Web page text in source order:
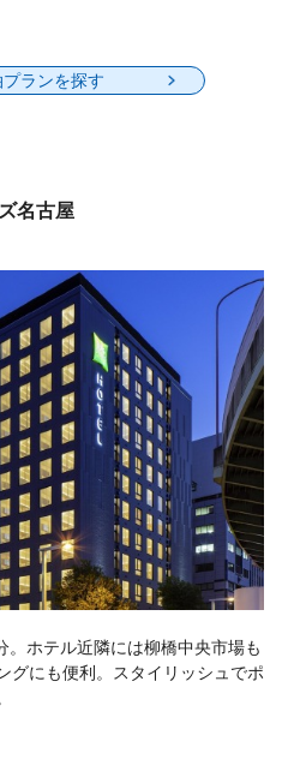
ランを探す
名古屋
ホテル近隣には柳橋中央市場も
グにも便利。スタイリッシュでポ